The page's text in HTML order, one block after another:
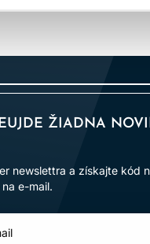
ŽIADNA
newslettra a získajte kód
e-mail.